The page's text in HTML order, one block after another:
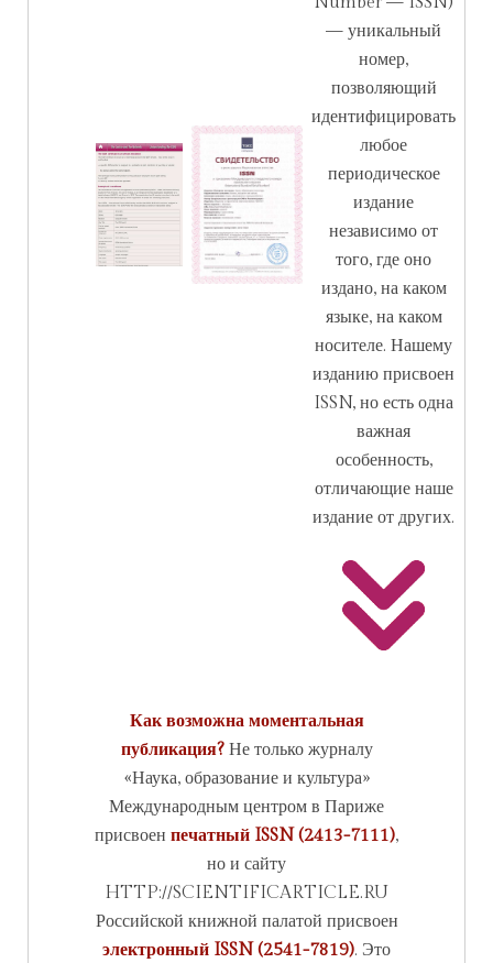
— уникальный
номер,
позволяющий
идентифицировать
любое
периодическое
издание
независимо от
того, где оно
издано, на каком
языке, на каком
носителе. Нашему
изданию присвоен
ISSN, но есть одна
важная
особенность,
отличающие наше
издание от других.
Как возможна моментальная
публикация?Не только журналу
«Наука, образование и культура»
Международным центром в Париже
присвоен печатный ISSN (2413-7111),
но и сайту
HTTP://SCIENTIFICARTICLE.RU
Российской книжной палатой присвоен
электронный ISSN (2541-7819). Это